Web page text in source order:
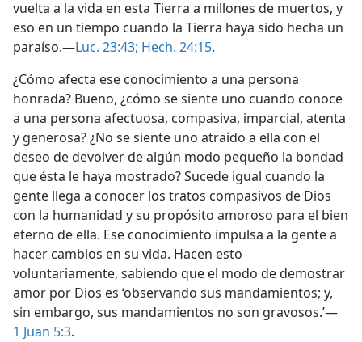
vuelta a la vida en esta Tierra a millones de muertos, y
eso en un tiempo cuando la Tierra haya sido hecha un
paraíso.—Luc. 23:43; Hech. 24:15.
¿Cómo afecta ese conocimiento a una persona
honrada? Bueno, ¿cómo se siente uno cuando conoce
a una persona afectuosa, compasiva, imparcial, atenta
y generosa? ¿No se siente uno atraído a ella con el
deseo de devolver de algún modo pequeño la bondad
que ésta le haya mostrado? Sucede igual cuando la
gente llega a conocer los tratos compasivos de Dios
con la humanidad y su propósito amoroso para el bien
eterno de ella. Ese conocimiento impulsa a la gente a
hacer cambios en su vida. Hacen esto
voluntariamente, sabiendo que el modo de demostrar
amor por Dios es ‘observando sus mandamientos; y,
sin embargo, sus mandamientos no son gravosos.’—
1 Juan 5:3.